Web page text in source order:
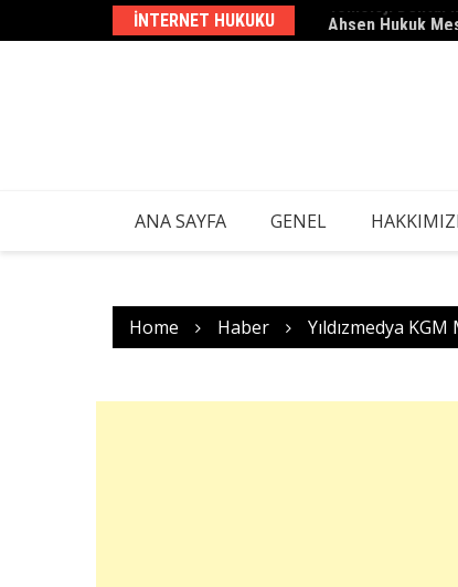
to
INTERNET HUKUKU Ahsen Hukuk
ANA SAYFA GENEL
Home Haber Yıldızmedya